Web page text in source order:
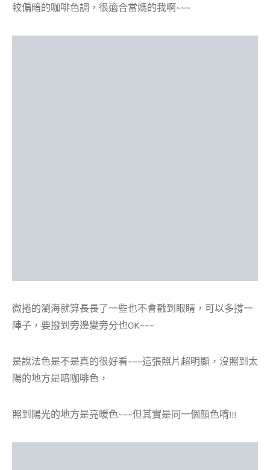
較偏暗的咖啡色調，很適合當媽的我啊~~~
微捲的瀏海就算長長了一些也不會戳到眼睛，可以多撐一
陣子，要撥到旁邊變旁分也OK~~~
是說法色是不是真的很好看~~~這張照片超明顯，沒照到太
陽的地方是暗咖啡色，
照到陽光的地方是亮暖色~~~但其實是同一個顏色唷!!!